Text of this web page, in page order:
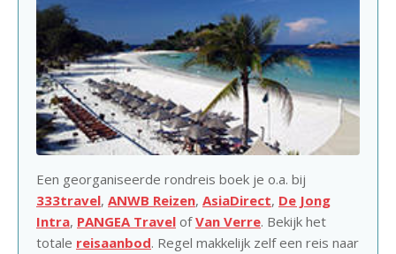
Een georganiseerde rondreis boek je o.a. bij
333travel, ANWB Reizen, AsiaDirect, De Jong
Intra, PANGEA Travel ofVan Verre. Bekijk het
totale reisaanbod. Regel makkelijk zelf een reis naar